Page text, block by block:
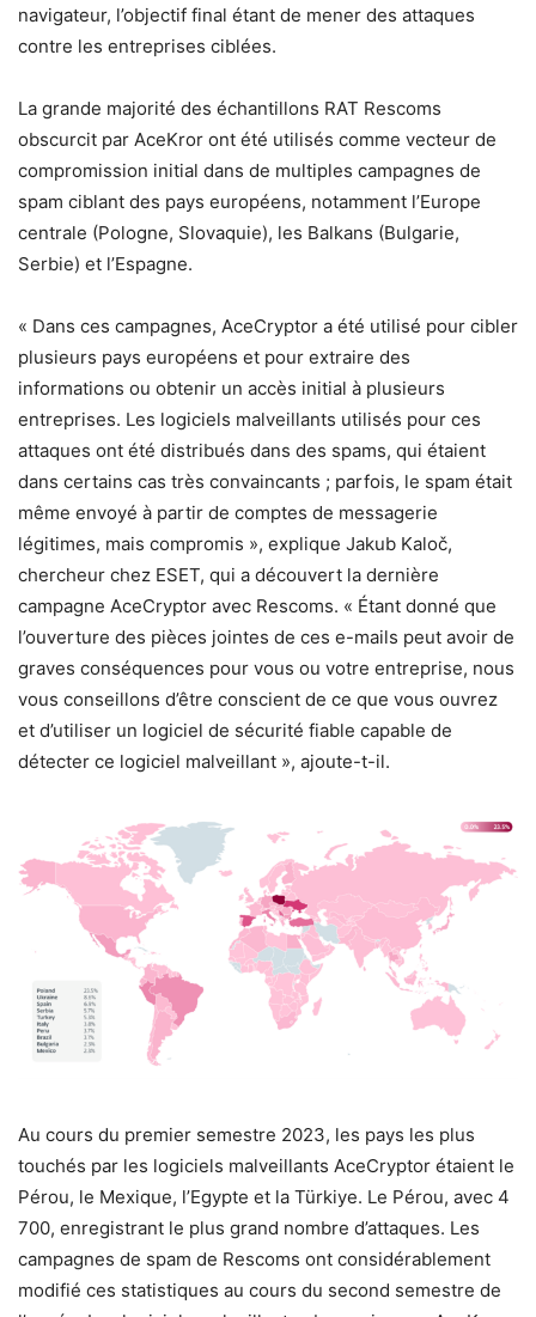
navigateur, l’objectif final étant de mener des attaques
contre les entreprises ciblées.
La grande majorité des échantillons RAT Rescoms
obscurcit par AceKror ont été utilisés comme vecteur de
compromission initial dans de multiples campagnes de
spam ciblant des pays européens, notamment l’Europe
centrale (Pologne, Slovaquie), les Balkans (Bulgarie,
Serbie) et l’Espagne.
« Dans ces campagnes, AceCryptor a été utilisé pour cibler
plusieurs pays européens et pour extraire des
informations ou obtenir un accès initial à plusieurs
entreprises. Les logiciels malveillants utilisés pour ces
attaques ont été distribués dans des spams, qui étaient
dans certains cas très convaincants ; parfois, le spam était
même envoyé à partir de comptes de messagerie
légitimes, mais compromis », explique Jakub Kaloč,
chercheur chez ESET, qui a découvert la dernière
campagne AceCryptor avec Rescoms. « Étant donné que
l’ouverture des pièces jointes de ces e-mails peut avoir de
graves conséquences pour vous ou votre entreprise, nous
vous conseillons d’être conscient de ce que vous ouvrez
et d’utiliser un logiciel de sécurité fiable capable de
détecter ce logiciel malveillant », ajoute-t-il.
Au cours du premier semestre 2023, les pays les plus
touchés par les logiciels malveillants AceCryptor étaient le
Pérou, le Mexique, l’Egypte et la Türkiye. Le Pérou, avec 4
700, enregistrant le plus grand nombre d’attaques. Les
campagnes de spam de Rescoms ont considérablement
modifié ces statistiques au cours du second semestre de